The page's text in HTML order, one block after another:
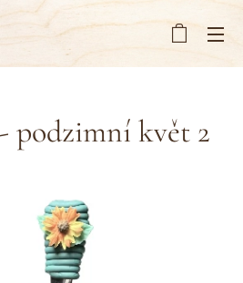
podzimní květ 2